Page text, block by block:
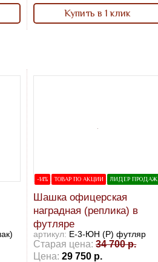
Купить в 1 клик
-14% ТОВАР ПО АКЦИИ ЛИДЕР ПРОДАЖ
Шашка офицерская
наградная (реплика) в
футляре
артикул: Е-3-ЮН (Р) футляр
Старая цена: 34 700 р.
Цена: 29 750 р.